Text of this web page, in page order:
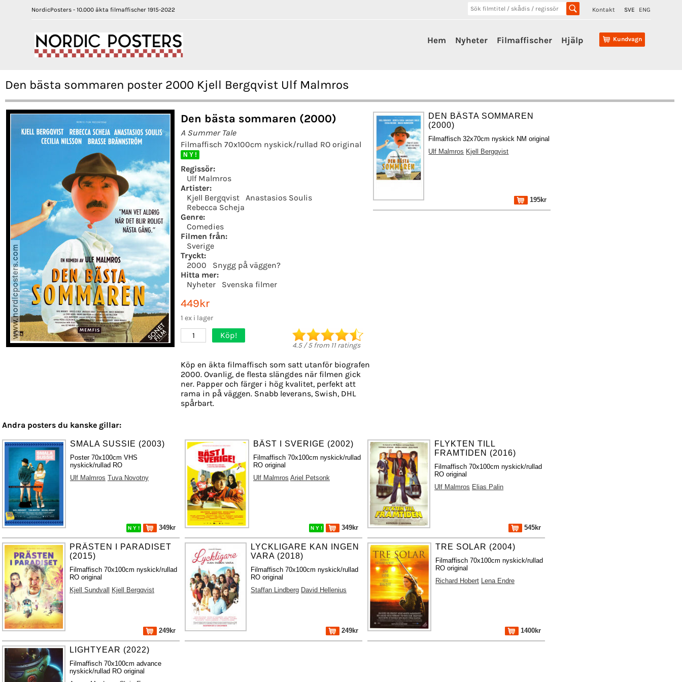
NordicPosters - 10.000 äkta filmaffischer 1915-2022 Kontakt SVE ENG
Kundvagn
Hem Nyheter Filmaffischer Hjälp
Den bästa sommaren poster 2000 Kjell Bergqvist Ulf Malmros
Den bästa sommaren (2000)
A Summer Tale
Filmaffisch 70x100cm nyskick/rullad RO original
N Y !
Regissör:
Ulf Malmros
Artister:
Kjell Bergqvist
Anastasios Soulis
Rebecca Scheja
Genre:
Comedies
Filmen från:
Sverige
Tryckt:
2000
Snygg på väggen?
Hitta mer:
Nyheter
Svenska filmer
449kr
1 ex i lager
1 Köp!
4.5/5from 11ratings
Köp en äkta filmaffisch som satt utanför biografen
2000. Ovanlig, de flesta slängdes när filmen gick
ner. Papper och färger i hög kvalitet, perfekt att
rama in på väggen. Snabb leverans, Swish, DHL
spårbart.
DEN BÄSTA SOMMAREN
(2000)
Filmaffisch 32x70cm nyskick NM original
Ulf Malmros Kjell Bergqvist
195kr
Andra posters du kanske gillar:
SMALA SUSSIE (2003)
Poster 70x100cm VHS
nyskick/rullad RO
Ulf Malmros Tuva Novotny
N Y ! 349kr
BÄST I SVERIGE (2002)
Filmaffisch 70x100cm nyskick/rullad
RO original
Ulf Malmros Ariel Petsonk
N Y ! 349kr
FLYKTEN TILL
FRAMTIDEN (2016)
Filmaffisch 70x100cm nyskick/rullad
RO original
Ulf Malmros Elias Palin
545kr
PRÄSTEN I PARADISET
(2015)
Filmaffisch 70x100cm nyskick/rullad
RO original
Kjell Sundvall Kjell Bergqvist
249kr
LYCKLIGARE KAN INGEN
VARA (2018)
Filmaffisch 70x100cm nyskick/rullad
RO original
Staffan Lindberg David Hellenius
249kr
TRE SOLAR (2004)
Filmaffisch 70x100cm nyskick/rullad
RO original
Richard Hobert Lena Endre
1400kr
LIGHTYEAR (2022)
Filmaffisch 70x100cm advance
nyskick/rullad RO original